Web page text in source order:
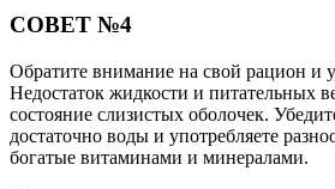
СОВЕТ №4
Обратите внимание на свой рацион и
Недостаток жидкости и питательных
состояние слизистых оболочек.
достаточно воды и употребляете
богатые витаминами и минералами.